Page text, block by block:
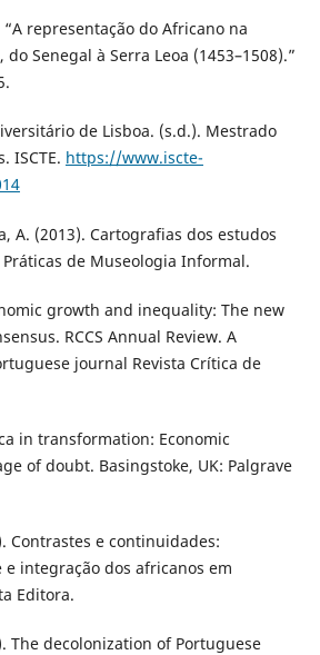
“A representação do Africano na
Senegal à Serra Leoa (1453–1508).”
de Lisboa. (s.d.). Mestrado
ISCTE. https://www.iscte-
A. (2013). Cartografias dos estudos
de Museologia Informal.
growth and inequality: The new
RCCS Annual Review. A
journal Revista Crítica de
in transformation: Economic
of doubt. Basingstoke, UK: Palgrave
Contrastes e continuidades:
integração dos africanos em
Editora.
The decolonization of Portuguese